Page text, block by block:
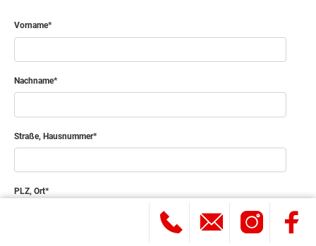
Vorname
Nachname
Straße, Hausnummer
PLZ, Ort